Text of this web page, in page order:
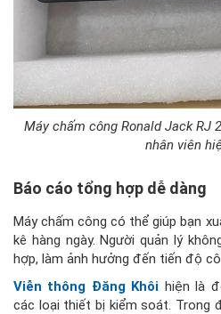
Máy chấm công Ronald Jack RJ
nhân viên
Báo cáo tổng hợp dễ dàng
Máy chấm công có thể giúp bạn
kê hàng ngày. Người quản lý
hợp, làm ảnh hưởng đến tiến độ
Viễn thông Đăng Khôi hiện là
các loại thiết bị kiểm soát. Trong